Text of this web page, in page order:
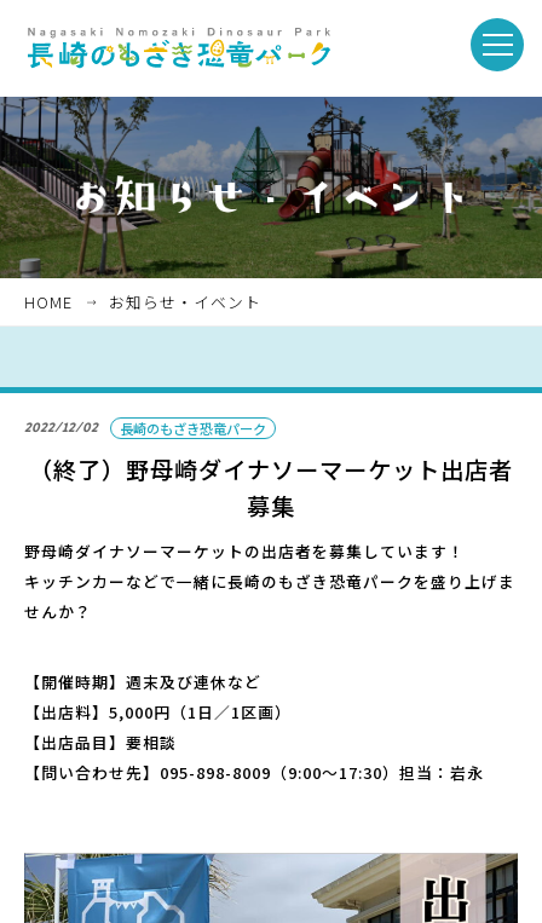
toggle
ホーム
お知らせ・イベント
パークのご紹介
こども広場
野母崎文化センター
インフォメーションセンター
恐竜パーク体育館
周辺スポット
HOME お知らせ・イベント
2022/12/02 長崎のもざき恐竜パーク
（終了）野母崎ダイナソーマーケット出店者
募集
野母崎ダイナソーマーケットの出店者を募集しています！
キッチンカーなどで一緒に長崎のもざき恐竜パークを盛り上げま
せんか？
【開催時期】週末及び連休など
【出店料】5,000円（1日／1区画）
【出店品目】要相談
【問い合わせ先】095-898-8009（9:00〜17:30）担当：岩永